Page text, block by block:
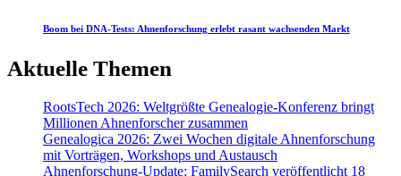
Boom bei DNA-Tests: Ahnenforschung erlebt rasant wachsenden Markt
Aktuelle Themen
RootsTech 2026: Weltgrößte Genealogie-Konferenz bringt
Millionen Ahnenforscher zusammen
Genealogica 2026: Zwei Wochen digitale Ahnenforschung
mit Vorträgen, Workshops und Austausch
Ahnenforschung-Update: FamilySearch veröffentlicht 18